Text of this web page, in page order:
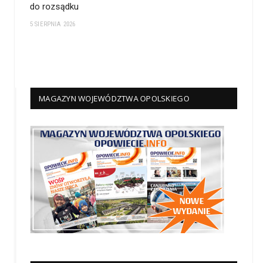
do rozsądku
5 SIERPNIA 2026
MAGAZYN WOJEWÓDZTWA OPOLSKIEGO